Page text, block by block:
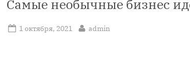
Самые необычные бизнес
Posted
1 октября, 2021 By
admin